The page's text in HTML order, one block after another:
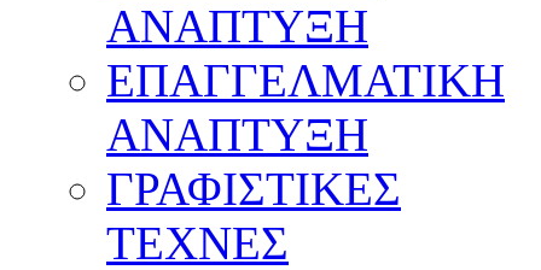
ΑΝΑΠΤΥΞΗ
ΕΠΑΓΓΕΛΜΑΤΙΚΗ
ΑΝΑΠΤΥΞΗ
ΓΡΑΦΙΣΤΙΚΕΣ
ΤΕΧΝΕΣ